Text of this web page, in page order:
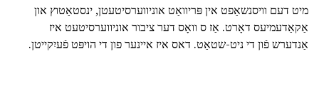
מיט דעם וויסנשאַפט אין פּריוואַט אוניווערסיטעטן, ינסטאַטוץ און
אַקאַדעמיעס דאָרט. אַז ס וואָס דער ציבור אוניווערסיטעט איז
אַנדערש פֿון די ניט-שטאַט. דאס איז איינער פון די הויפּט פֿעיִקייטן.